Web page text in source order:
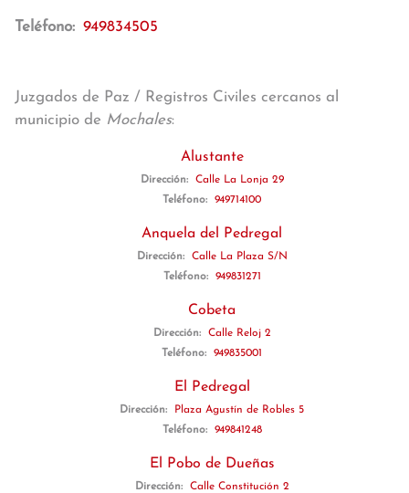
Teléfono: 949834505
Juzgados de Paz / Registros Civiles cercanos al
municipio de Mochales:
Alustante
Dirección:
Calle La Lonja 29
Teléfono:
949714100
Anquela del Pedregal
Dirección:
Calle La Plaza S/N
Teléfono:
949831271
Cobeta
Dirección:
Calle Reloj 2
Teléfono:
949835001
El Pedregal
Dirección:
Plaza Agustín de Robles 5
Teléfono:
949841248
El Pobo de Dueñas
Dirección:
Calle Constitución 2